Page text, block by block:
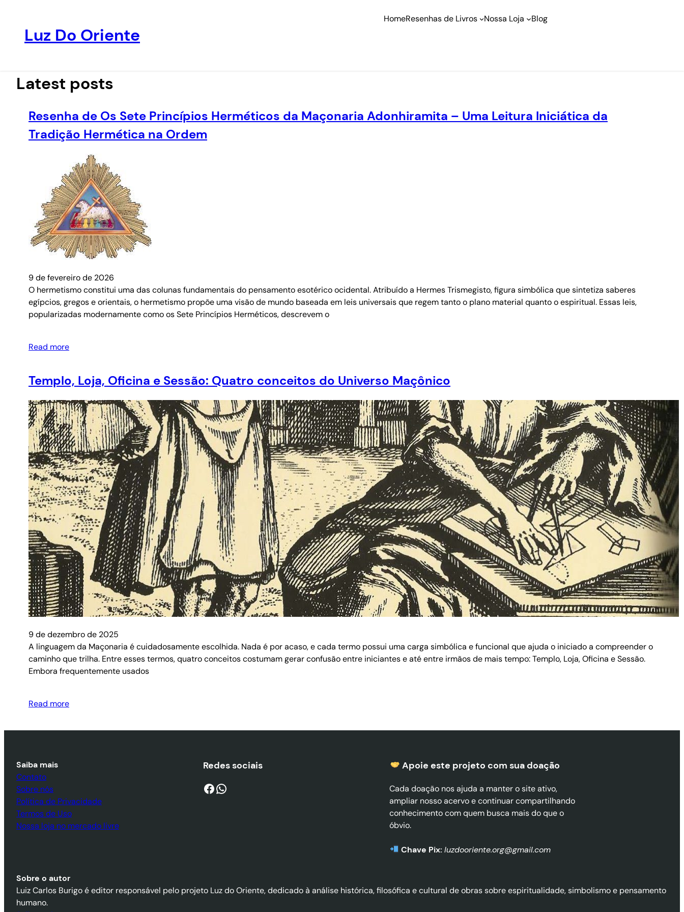
conteúdo
Luz Do Oriente
HomeResenhas de Livros Nossa Loja Blog
Latest posts
Resenha de Os Sete Princípios Herméticos da Maçonaria Adonhiramita – Uma Leitura Iniciática da
Tradição Hermética na Ordem
9 de fevereiro de 2026
O hermetismo constitui uma das colunas fundamentais do pensamento esotérico ocidental. Atribuído a Hermes Trismegisto, figura simbólica que sintetiza saberes
egípcios, gregos e orientais, o hermetismo propõe uma visão de mundo baseada em leis universais que regem tanto o plano material quanto o espiritual. Essas leis,
popularizadas modernamente como os Sete Princípios Herméticos, descrevem o
Read more
Templo, Loja, Oficina e Sessão: Quatro conceitos do Universo Maçônico
9 de dezembro de 2025
A linguagem da Maçonaria é cuidadosamente escolhida. Nada é por acaso, e cada termo possui uma carga simbólica e funcional que ajuda o iniciado a compreender o
caminho que trilha. Entre esses termos, quatro conceitos costumam gerar confusão entre iniciantes e até entre irmãos de mais tempo: Templo, Loja, Oficina e Sessão.
Embora frequentemente usados
Read more
Saiba mais
Contato
Sobre nós
Política de Privacidade
Termos de Uso
Nossa loja no mercado livre
Redes sociais
Facebook WhatsApp
Apoie este projeto com sua doação
Cada doação nos ajuda a manter o site ativo,
ampliar nosso acervo e continuar compartilhando
conhecimento com quem busca mais do que o
óbvio.
Chave Pix: luzdooriente.org@gmail.com
Sobre o autor
Luiz Carlos Burigo é editor responsável pelo projeto Luz do Oriente, dedicado à análise histórica, filosófica e cultural de obras sobre espiritualidade, simbolismo e pensamento
humano.